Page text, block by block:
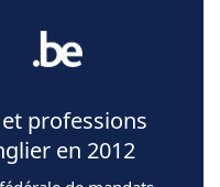
professions
en 2012